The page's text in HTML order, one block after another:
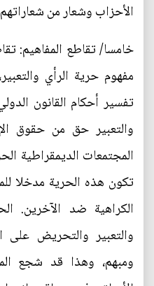
الأحزاب وشعار من
خامسا/ تقاطع المفاهيم:
مفهوم حرية الرأي
تفسير أحكام القانون
والتعبير حق من حقوق
المجتمعات الديمقراطية
تكون هذه الحرية مدخلا
الكراهية ضد الآخرين.
والتعبير والتحريض
ومبهم، وهذا قد شجع